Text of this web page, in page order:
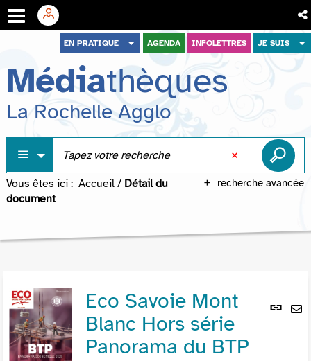
menu
contenu
recherche
EN PRATIQUE AGENDA INFOLETTRES JE SUIS
Médiathèques
La Rochelle Agglo
recherche avancée
Vous êtes ici : Accueil / Détail du
document
Lien
Eco Savoie Mont
Blanc Hors série
Panorama du BTP